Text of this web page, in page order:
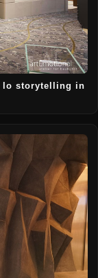
lo storytelling in